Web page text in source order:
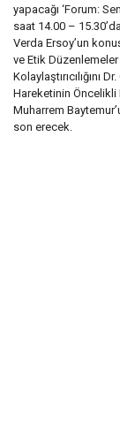
yapacağı ‘Forum:
saat 14.00 – 15.30’da
Verda Ersoy’un
ve Etik
Kolaylaştırıcılığını
Hareketinin Öncelikli
Muharrem
son erecek.